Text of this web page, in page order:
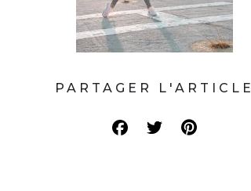
PARTAGER L'ARTICLE